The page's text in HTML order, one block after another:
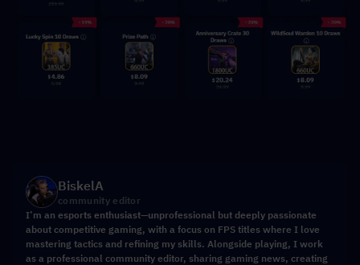
BiskelA
community editor
I’m an esports enthusiast—unprofessional but deeply passionate
about competitive gaming, with a focus on FPS titles where I love
mastering tactics and refining my skills. Alongside playing, I work
as a professional community editor, sharing gaming news, creating